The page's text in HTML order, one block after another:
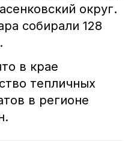
округ.
собирали 128
в крае
тепличных
в регионе